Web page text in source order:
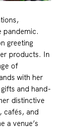
pandemic.
greeting
products. In
of
with her
and hand-
distinctive
cafés, and
a venue’s